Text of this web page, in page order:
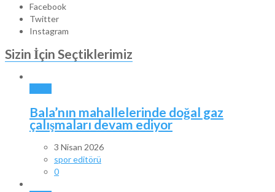
Facebook
Twitter
Instagram
Sizin İçin Seçtiklerimiz
Bala’nın mahallelerinde doğal gaz
çalışmaları devam ediyor
3 Nisan 2026
spor editörü
0